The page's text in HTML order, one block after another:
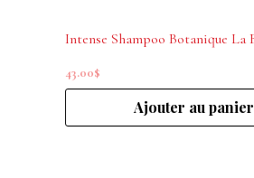
43.00$
Ajouter au panier